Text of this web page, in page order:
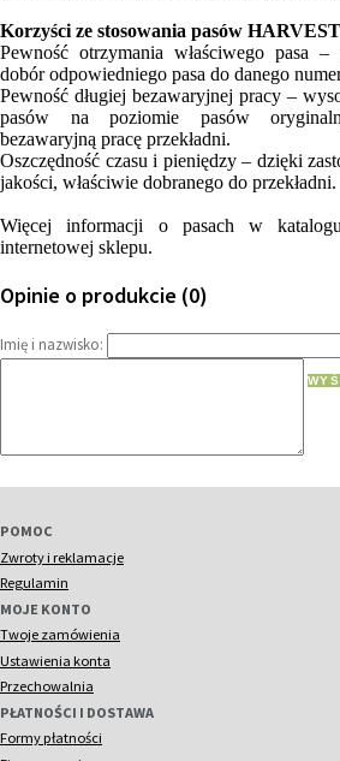
Korzyści ze stosowania pasów
Pewność otrzymania właściwego pasa
dobór odpowiedniego pasa do danego
Pewność długiej bezawaryjnej pracy –
pasów na poziomie pasów
bezawaryjną pracę przekładni.
Oszczędność czasu i pieniędzy – dzięki
jakości, właściwie dobranego do przekładni.
Więcej informacji o pasach w
internetowej sklepu.
Opinie o produkcie (0)
Imię i nazwisko:
POMOC
Zwroty i reklamacje
Regulamin
MOJE KONTO
Twoje zamówienia
Ustawienia konta
Przechowalnia
PŁATNOŚCI I DOSTAWA
Formy płatności